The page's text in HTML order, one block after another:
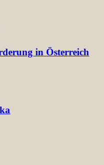
in Österreich